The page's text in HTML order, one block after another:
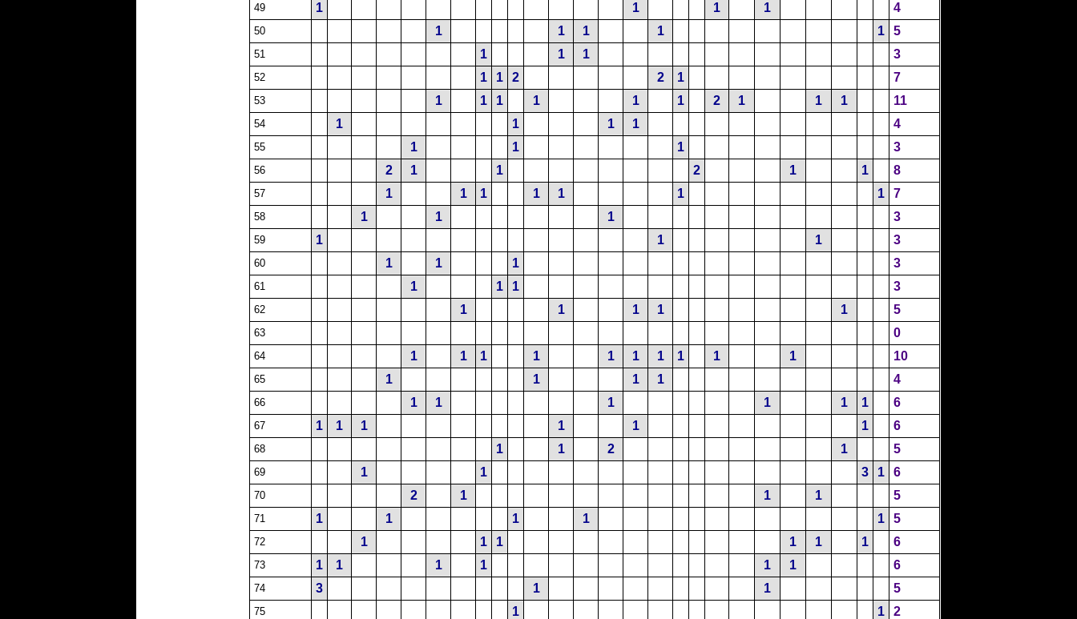
49 1 1 1 1 4
50 1 1 1 1 1 5
51 1 1 1 3
52 1 1 2 2 1 7
53 1 1 1 1 1 1 2 1 1 1 11
54 1 1 1 1 4
55 1 1 1 3
56 2 1 1 2 1 1 8
57 1 1 1 1 1 1 1 7
58 1 1 1 3
59 1 1 1 3
60 1 1 1 3
61 1 1 1 3
62 1 1 1 1 1 5
63 0
64 1 1 1 1 1 1 1 1 1 1 10
65 1 1 1 1 4
66 1 1 1 1 1 1 6
67 1 1 1 1 1 1 6
68 1 1 2 1 5
69 1 1 3 1 6
70 2 1 1 1 5
71 1 1 1 1 1 5
72 1 1 1 1 1 1 6
73 1 1 1 1 1 1 6
74 3 1 1 5
75 1 1 2